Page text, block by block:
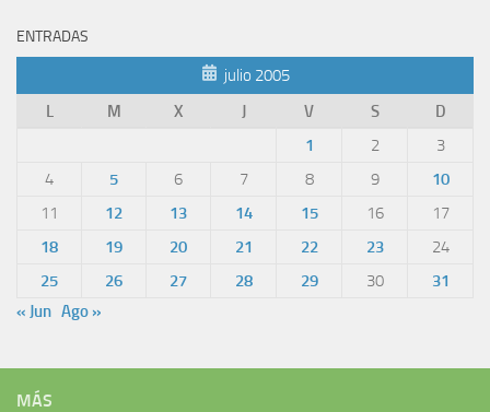
ENTRADAS
julio 2005
L
M X J V S
D
1
2
3
4
5 6 7 8 9
10
11
12 13 14 15 16
17
18
19 20 21 22 23
24
25
26 27 28 29 30
31
« Jun Ago »
MÁS